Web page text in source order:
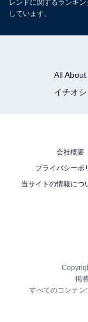
レンドに関するランキ
しています。
All About
イチオシ
会社概要
プライバシーポ
当サイトの情報につ
掲
すべてのコンテン